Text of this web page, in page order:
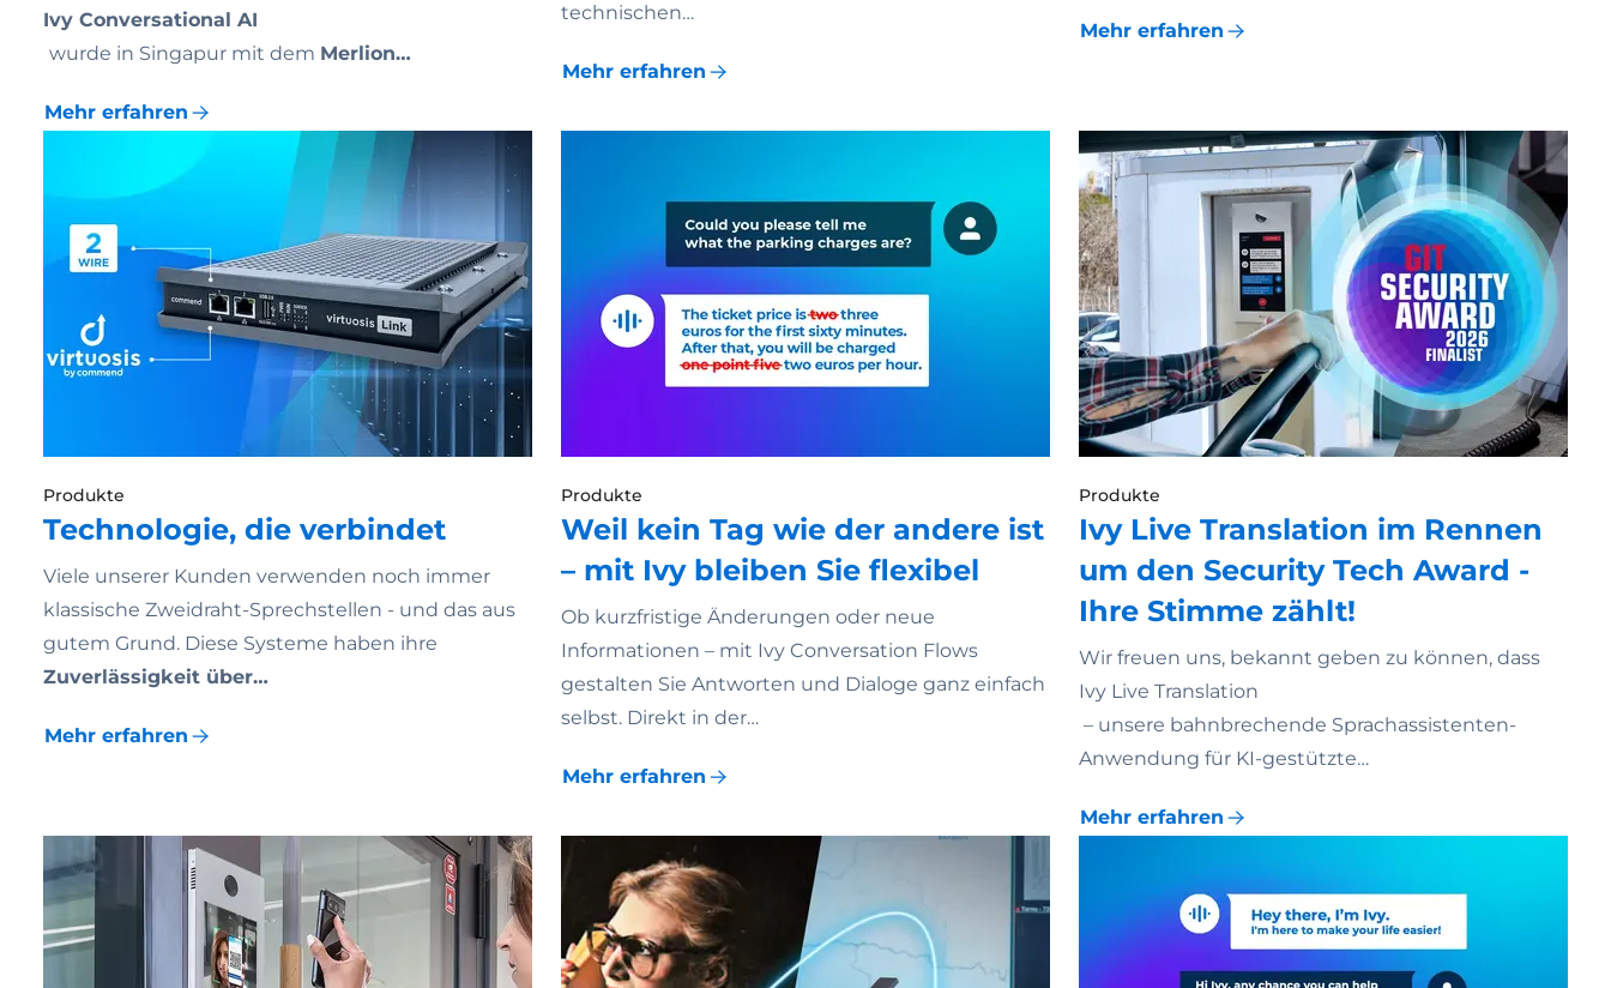
Ivy Conversational AI
wurde in Singapur mit dem Merlion…
Mehr erfahren
technischen…
Mehr erfahren
Mehr erfahren
Produkte
Technologie, die verbindet
Viele unserer Kunden verwenden noch immer
klassische Zweidraht-Sprechstellen - und das aus
gutem Grund. Diese Systeme haben ihre
Zuverlässigkeit über…
Mehr erfahren
Produkte
Weil kein Tag wie der andere ist
– mit Ivy bleiben Sie flexibel
Ob kurzfristige Änderungen oder neue
Informationen – mit Ivy Conversation Flows
gestalten Sie Antworten und Dialoge ganz einfach
selbst. Direkt in der…
Mehr erfahren
Produkte
Ivy Live Translation im Rennen
um den Security Tech Award -
Ihre Stimme zählt!
Wir freuen uns, bekannt geben zu können, dass
Ivy Live Translation
– unsere bahnbrechende Sprachassistenten-
Anwendung für KI-gestützte…
Mehr erfahren